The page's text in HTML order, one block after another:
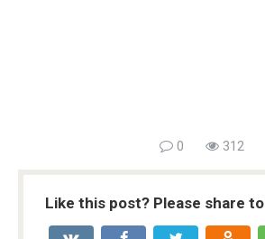
0 312
Like this post? Please share